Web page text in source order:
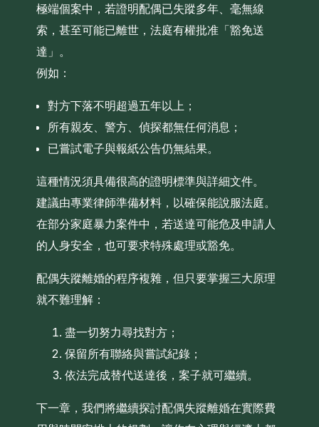
極端個案中，若證明配偶已失蹤多年、毫無線
索，甚至可能已離世，法庭有權批准「豁免送
達」。
例如：
對方下落不明超過五年以上；
所有親友、警方、偵探都無任何消息；
已嘗試電子與報紙公告仍無結果。
這種情況須具備很高的證明標準與詳細文件。
建議由專業律師準備材料，以確保能說服法庭。
在部分家庭暴力案件中，若送達可能危及申請人
的人身安全，也可要求特殊處理或豁免。
配偶失蹤離婚的程序複雜，但只要掌握三大原理
就不難理解：
盡一切努力尋找對方；
保留所有聯絡與嘗試紀錄；
依法完成替代送達後，案子就可繼續。
下一章，我們將繼續探討配偶失蹤離婚在實際費